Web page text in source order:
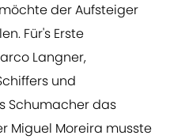
der Aufsteiger
Für's Erste
Langner,
und
Schumacher das
Miguel Moreira musste